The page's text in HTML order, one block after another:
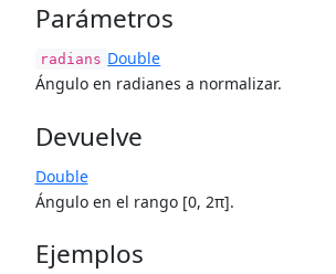
Parámetros
radians Double
Ángulo en radianes a normalizar.
Devuelve
Double
Ángulo en el rango [0, 2π].
Ejemplos